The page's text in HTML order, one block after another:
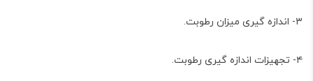
۳- اندازه گیری میزان رطوبت.
۴- تجهیزات اندازه گیری رطوبت.